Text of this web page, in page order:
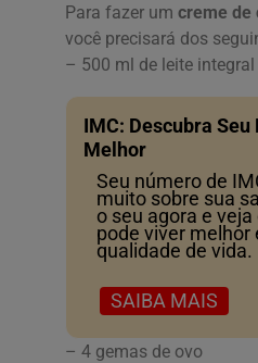
Para fazer um creme de
você precisará dos
– 500 ml de leite integral
IMC: Descubra
Melhor
Seu número de
muito sobre sua
o seu agora e
pode viver melhor
qualidade de vida.
SAIBA MAIS
– 4 gemas de ovo